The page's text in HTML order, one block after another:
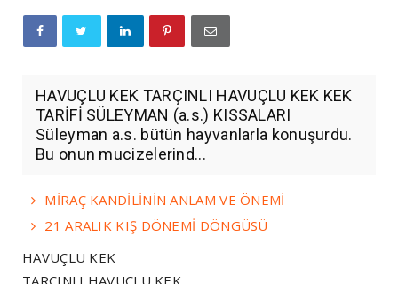
HAVUÇLU KEK TARÇINLI HAVUÇLU KEK KEK
TARİFİ SÜLEYMAN (a.s.) KISSALARI
Süleyman a.s. bütün hayvanlarla konuşurdu.
Bu onun mucizelerind...
MİRAÇ KANDİLİNİN ANLAM VE ÖNEMİ
21 ARALIK KIŞ DÖNEMİ DÖNGÜSÜ
HAVUÇLU KEK
TARÇINLI HAVUÇLU KEK